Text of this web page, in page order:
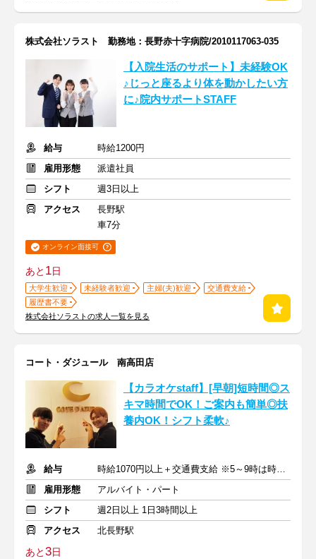
株式会社ソラスト 勤務地：長野赤十字病院/2010117063-035
【入院生活のサポート】未経験OK
♪じっと座るより体を動かしたい方
に♪院内サポートSTAFF
給与
時給1200円
雇用形態
派遣社員
シフト
週3日以上
アクセス
長野駅
車7分
オンライン面接可
あと 1日
大学生歓迎 未経験者歓迎 主婦(夫)歓迎
交通費支給
履歴書不要
株式会社ソラストの求人一覧を見る
コート・ダジュール 南高田店
【カラオケstaff】[早朝]短時間◎ス
キマ時間でOK！ご案内も簡単◎扶
養内OK！シフト柔軟♪
給与
時給1070円以上＋交通費支給 ※5～9時は時給1120円
雇用形態
アルバイト・パート
シフト
週2日以上 1日3時間以上
アクセス
北長野駅
あと3日